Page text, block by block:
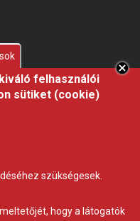
nyáron?
árnyékoló háló a
felhasználói
sütiket (cookie)
szükségesek.
hogy a látogatók